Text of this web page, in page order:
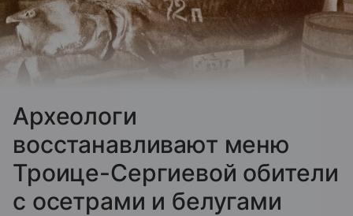
Археологи
восстанавливают меню
Троице-Сергиевой обители
с осетрами и белугами